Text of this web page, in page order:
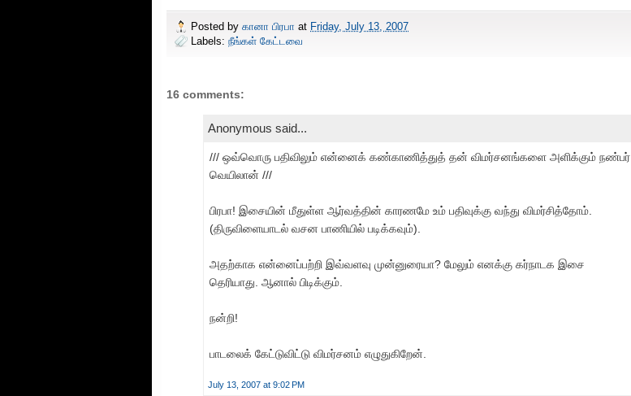
Posted by கானா பிரபா at Friday, July 13, 2007
Labels: நீங்கள் கேட்டவை
16 comments:
Anonymous said...
/// ஒவ்வொரு பதிவிலும் என்னைக் கண்காணித்துத் தன் விமர்சனங்களை அளிக்கும் நண்பர்
வெயிலான் ///
பிரபா! இசையின் மீதுள்ள ஆர்வத்தின் காரணமே உம் பதிவுக்கு வந்து விமர்சித்தோம்.
(திருவிளையாடல் வசன பாணியில் படிக்கவும்).
அதற்காக என்னைப்பற்றி இவ்வளவு முன்னுரையா? மேலும் எனக்கு கர்நாடக இசை
தெரியாது. ஆனால் பிடிக்கும்.
நன்றி!
பாடலைக் கேட்டுவிட்டு விமர்சனம் எழுதுகிறேன்.
July 13, 2007 at 9:02 PM